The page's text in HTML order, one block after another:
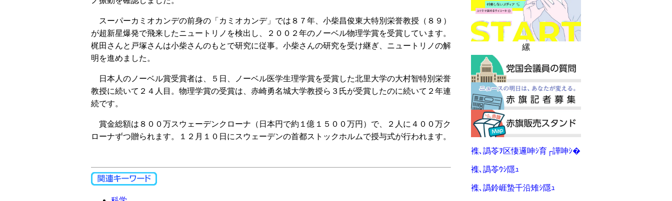
スーパーカミオカンデの前身の「カミオカンデ」では８７年、小柴昌俊東大特別栄誉教授（８９）
が超新星爆発で飛来したニュートリノを検出し、２００２年のノーベル物理学賞を受賞しています。
梶田さんと戸塚さんは小柴さんのもとで研究に従事。小柴さんの研究を受け継ぎ、ニュートリノの解
明を進めました。
日本人のノーベル賞受賞者は、５日、ノーベル医学生理学賞を受賞した北里大学の大村智特別栄誉
教授に続いて２４人目。物理学賞の受賞は、赤崎勇名城大学教授ら３氏が受賞したのに続いて２年連
続です。
賞金総額は８００万スウェーデンクローナ（日本円で約１億１５００万円）で、２人に４００万ク
ローナずつ贈られます。１２月１０日にスウェーデンの首都ストックホルムで授与式が行われます。
縲
襍､譌苓ｦ区悽邏呻ｼ育┌譁呻ｼ�
襍､譌苓ｳｼ隱ｭ
襍､譌鈴崕蟄千沿雉ｼ隱ｭ